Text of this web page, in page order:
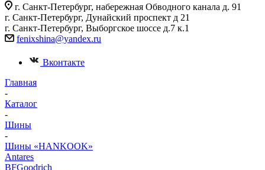
г. Санкт-Петербург, набережная Обводного канала д. 91
г. Санкт-Петербург, Дунайский проспект д 21
г. Санкт-Петербург, Выборгское шоссе д.7 к.1
fenixshina@yandex.ru
Вконтакте
Главная
-
Каталог
-
Шины
-
Шины «HANKOOK»
Antares
BFGoodrich